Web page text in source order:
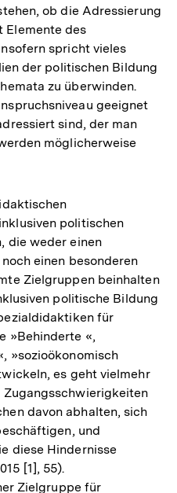
ob die Adressierung
Elemente des
spricht vieles
der politischen Bildung
zu überwinden.
geeignet
sind, der man
möglicherweise
politischen
die weder einen
einen besonderen
Zielgruppen beinhalten
politische Bildung
für
»Behinderte «,
»sozioökonomisch
es geht vielmehr
davon abhalten, sich
und
diese Hindernisse
[1], 55).
Zielgruppe für